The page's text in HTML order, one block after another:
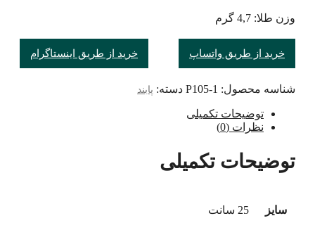
وزن طلا: 4,7 گرم
خرید از طریق واتساپ خرید از طریق اینستاگرام
شناسه محصول: P105-1 دسته: پابند
توضیحات تکمیلی
نظرات (0)
توضیحات تکمیلی
سایز 25 سانت